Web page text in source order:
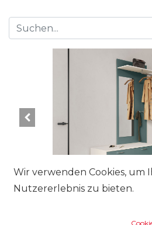
Wir verwenden Cookies, um
Nutzererlebnis zu bieten.